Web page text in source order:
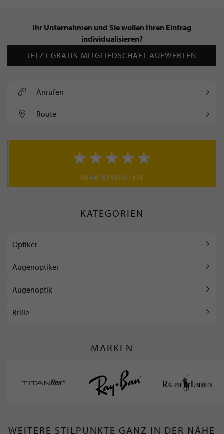
Ihr Unternehmen und Sie wollen Ihren Eintrag
individualisieren?
JETZT GRATIS-MITGLIEDSCHAFT AUFWERTEN
Anrufen
Route
HIER BEWERTEN
KATEGORIEN
Optiker
Augenoptiker
Augenoptik
Brille
MARKEN
WEITERE STILPUNKTE GANZ IN DER NÄHE